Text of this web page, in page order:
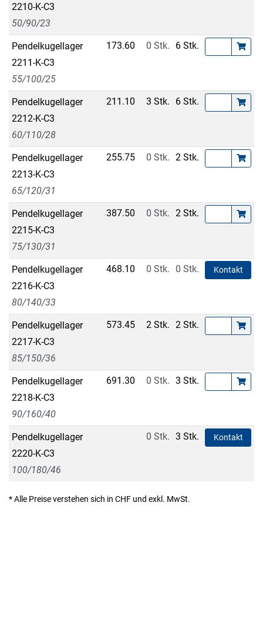
2210-K-C3
50/90/23
Pendelkugellager
2211-K-C3
55/100/25
173.60 0 Stk. 6 Stk.
Pendelkugellager
2212-K-C3
60/110/28
211.10 3 Stk. 6 Stk.
Pendelkugellager
2213-K-C3
65/120/31
255.75 0 Stk. 2 Stk.
Pendelkugellager
2215-K-C3
75/130/31
387.50 0 Stk. 2 Stk.
Pendelkugellager
2216-K-C3
80/140/33
468.10 0 Stk. 0 Stk. Kontakt
Pendelkugellager
2217-K-C3
85/150/36
573.45 2 Stk. 2 Stk.
Pendelkugellager
2218-K-C3
90/160/40
691.30 0 Stk. 3 Stk.
Pendelkugellager
2220-K-C3
100/180/46
0 Stk. 3 Stk. Kontakt
* Alle Preise verstehen sich in CHF und exkl. MwSt.